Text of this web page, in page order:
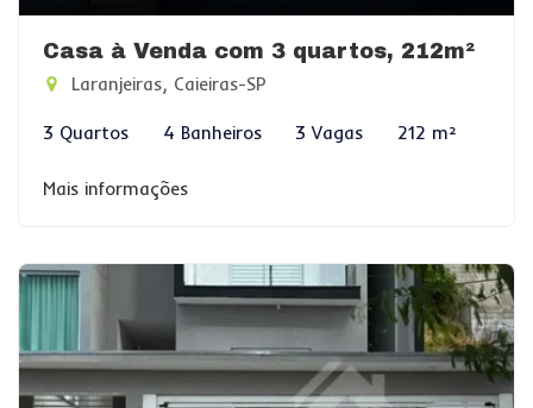
Casa à Venda com 3 quartos, 212m²
Laranjeiras, Caieiras-SP
3 Quartos 4 Banheiros 3 Vagas 212 m²
Mais informações